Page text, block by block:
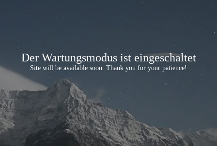
Der Wartungsmodus ist eingeschaltet
Site will be available soon. Thank you for your patience!